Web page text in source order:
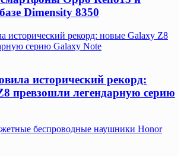
Dimensity 8350
исторический рекорд: новые Galaxy Z8
серию Galaxy Note
исторический рекорд:
превзошли легендарную серию
беспроводные наушники Honor